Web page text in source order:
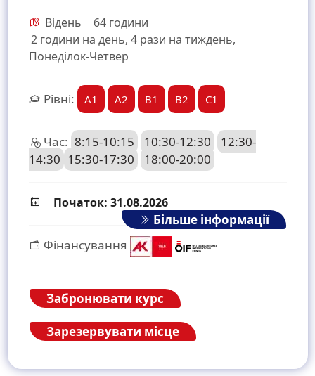
Відень
64 години
2 години на день, 4 рази на тиждень,
Понеділок-Четвер
Рівні: A1 A2 B1 B2 C1
Час: 8:15-10:15 10:30-12:30
12:30-
14:30 15:30-17:30 18:00-20:00
Початок: 31.08.2026
Більше інформації
Фінансування
Забронювати курс
Зарезервувати місце